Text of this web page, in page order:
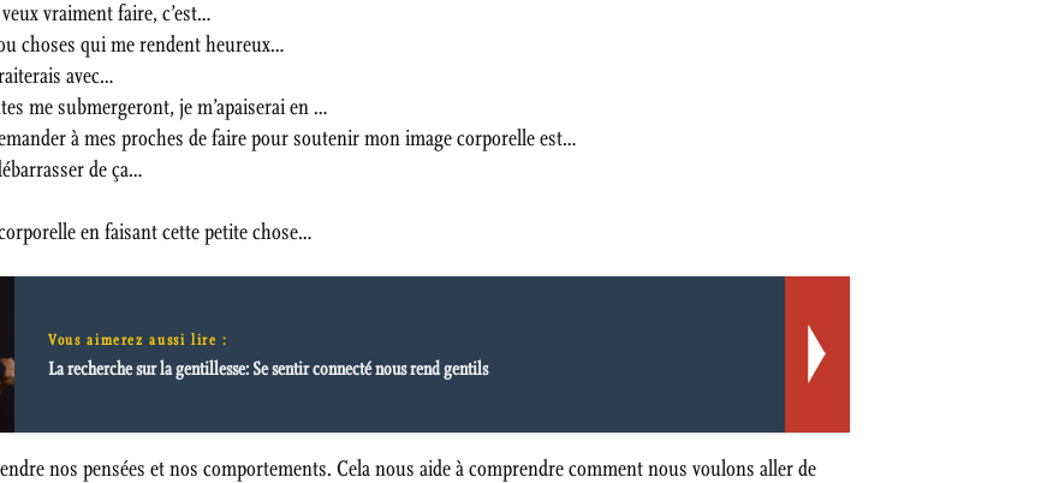
vraiment faire, c’est…
choses qui me rendent heureux…
avec…
me submergeront, je m’apaiserai en …
à mes proches de faire pour soutenir mon image corporelle est…
de ça…
en faisant cette petite chose…
Vous aimerez aussi lire :
La recherche sur la gentillesse: Se sentir connecté nous rend gentils
nos pensées et nos comportements. Cela nous aide à comprendre comment nous voulons aller de